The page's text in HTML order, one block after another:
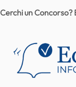
Cerchi un